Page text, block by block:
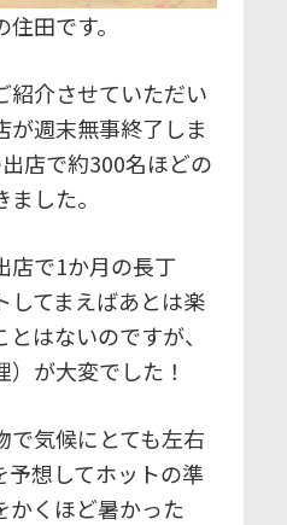
田です。
紹介させていただい
が週末無事終了しま
店で約300名ほどの
した。
店で1か月の長丁
してまえばあとは楽
はないのですが、
が大変でした！
で気候にとても左右
予想してホットの準
かくほど暑かった